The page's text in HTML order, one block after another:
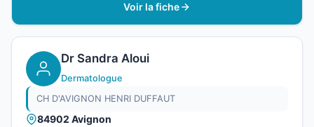
Voir la fiche
Dr Sandra Aloui
Dermatologue
CH D'AVIGNON HENRI DUFFAUT
84902 Avignon